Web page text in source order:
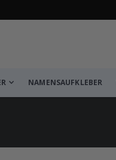
NAMENSAUFKLEBER